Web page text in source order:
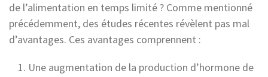
de l’alimentation en temps limité ? Comme mentionné
précédemment, des études récentes révèlent pas mal
d’avantages. Ces avantages comprennent :
Une augmentation de la production d’hormone de